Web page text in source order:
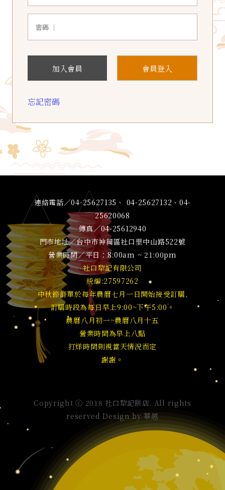
密碼 ｜
加入會員 會員登入
忘記密碼
連絡電話／04-25627135、 04-25627132、04-
25620068
傳真／04-25612940
門市地址／台中市神岡區社口里中山路522號
營業時間／平日：8:00am ~ 21:00pm
社口犂記有限公司
統編:27597262
中秋節訂單於每年農曆七月一日開始接受訂購,
訂購時段為每日早上9:00~下午5:00。
農曆八月初一~農曆八月十五
營業時間為早上八點
打烊時間則視當天情況而定
謝謝。
Copyright ⓒ 2018 社口犂記餅店. All rights
reserved Design by華越